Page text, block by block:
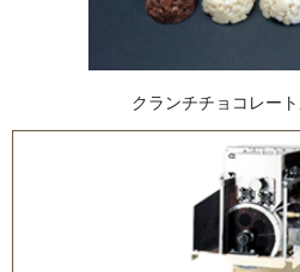
クランチチョコレート